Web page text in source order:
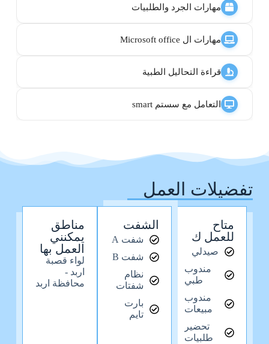
مهارات الجرد والطلبيات
مهارات ال Microsoft office
قراءة التحاليل الطبية
التعامل مع سستم smart
تفضيلات العمل
متاح
للعمل ك
صيدلي
مندوب
طبي
مندوب
مبيعات
تحضير
طلبيات
الشفت
شفت A
شفت B
نظام
شفتات
بارت
تايم
مناطق
يمكنني
العمل بها
لواء قصبة
اربد -
محافظة اربد